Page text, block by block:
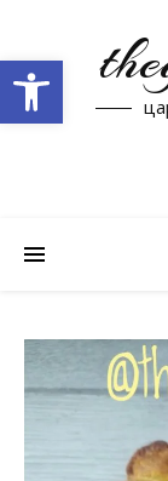
Open toolbar